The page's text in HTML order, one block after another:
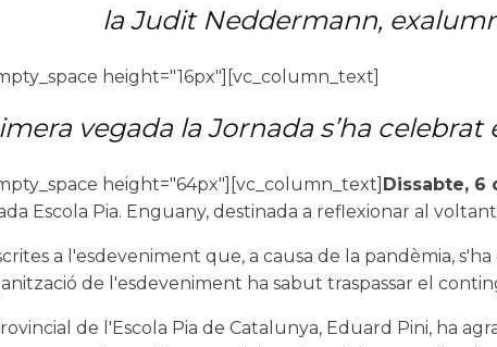
la Judit Neddermann,
height="16px"][vc_column_text]
vegada la Jornada s’ha celebrat
height="64px"][vc_column_text] Dissabte, 6
Escola Pia. Enguany, destinada a reflexionar al
a l'esdeveniment que, a causa de la pandèmia,
de l'esdeveniment ha sabut traspassar el
de l'Escola Pia de Catalunya, Eduard Pini, ha